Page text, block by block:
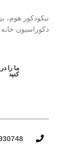
نیکودکور
دکوراسیون
ما را
کنید